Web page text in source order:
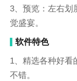
3、预览：左右划
觉盛宴。
软件特色
1、精选各种好看
不错。